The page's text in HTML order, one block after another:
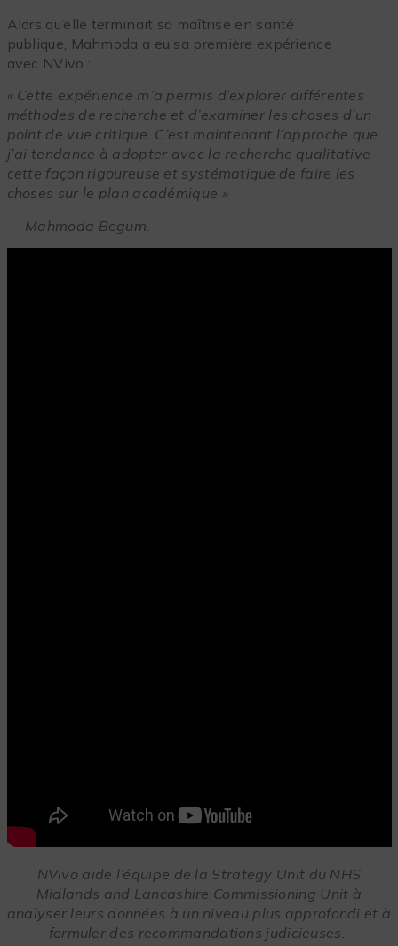
Alors qu’elle terminait sa maîtrise en santé
publique, Mahmoda a eu sa première expérience
avec NVivo :
« Cette expérience m’a permis d’explorer différentes
méthodes de recherche et d’examiner les choses d’un
point de vue critique. C’est maintenant l’approche que
j’ai tendance à adopter avec la recherche qualitative –
cette façon rigoureuse et systématique de faire les
choses sur le plan académique »
— Mahmoda Begum.
NVivo aide l’équipe de la Strategy Unit du NHS
Midlands and Lancashire Commissioning Unit à
analyser leurs données à un niveau plus approfondi et à
formuler des recommandations judicieuses.